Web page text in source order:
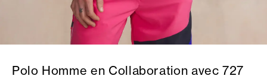
Polo Homme en Collaboration avec 727